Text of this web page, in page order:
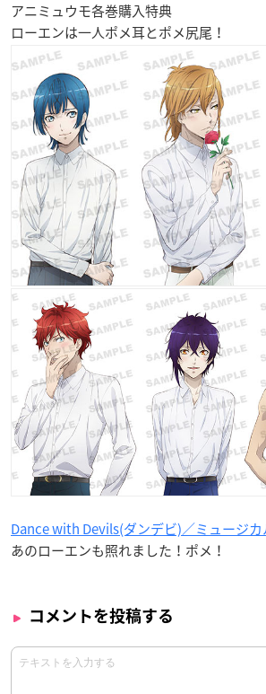
アニミュウモ各巻購入特典
ローエンは一人ポメ耳とポメ尻尾！
Dance with Devils(ダンデビ)／ミュージ
あのローエンも照れました！ポメ！
コメントを投稿する